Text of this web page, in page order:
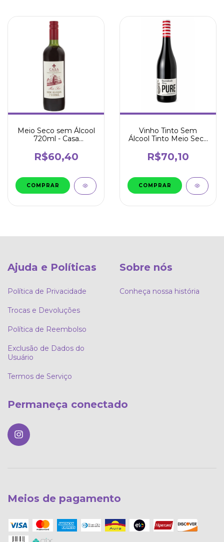
Meio Seco sem Álcool
720ml - Casa
R$60,40
Vinho Tinto Sem
Álcool Tinto Meio Seco
750ml
R$70,10
Ajuda e Políticas
Política de Privacidade
Trocas e Devoluções
Política de Reembolso
Exclusão de Dados do
Usuário
Termos de Serviço
Sobre nós
Conheça nossa história
Permaneça conectado
Meios de pagamento